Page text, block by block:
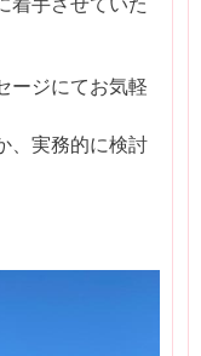
ージにてお気軽
、実務的に検討